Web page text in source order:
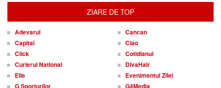
ZIARE DE TOP
Adevarul
Cancan
Capital
Ciao
Click
Cotidianul
Curierul National
DivaHair
Elle
Evenimentul Zilei
G Sporturilor
G4Media